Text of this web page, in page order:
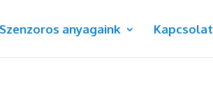
Szenzoros anyagaink Kapcsolat